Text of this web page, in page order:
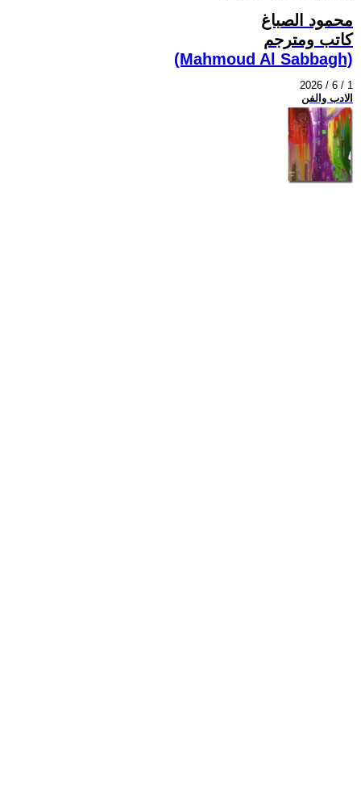
محمود الصباغ
كاتب ومترجم
(Mahmoud Al Sabbagh)
2026 / 6 / 1
الادب والفن